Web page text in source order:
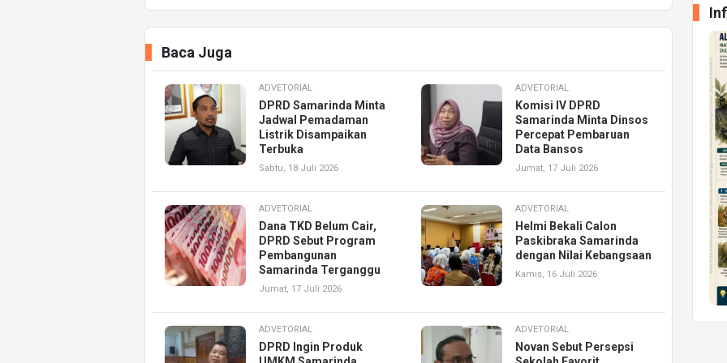
Baca Juga
ADVETORIAL
DPRD Samarinda Minta
Jadwal Pemadaman
Listrik Disampaikan
Terbuka
Sabtu, 18 Juli 2026
ADVETORIAL
Komisi IV DPRD
Samarinda Minta Dinsos
Percepat Pembaruan
Data Bansos
Jumat, 17 Juli 2026
ADVETORIAL
Dana TKD Belum Cair,
DPRD Sebut Program
Pembangunan
Samarinda Terganggu
Jumat, 17 Juli 2026
ADVETORIAL
Helmi Bekali Calon
Paskibraka Samarinda
dengan Nilai Kebangsaan
Kamis, 16 Juli 2026
ADVETORIAL
DPRD Ingin Produk
ADVETORIAL
Novan Sebut Persepsi